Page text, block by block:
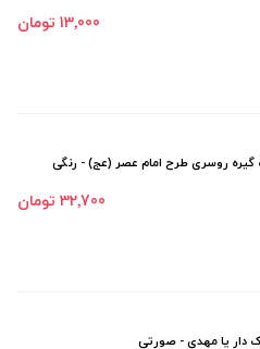
13٬000 تومان
گیره روسری طرح امام عصر (عج) - رنگی
32٬700 تومان
دار یا مهدی - صورتی